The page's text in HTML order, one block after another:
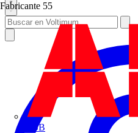
Fabricante 55
ABB